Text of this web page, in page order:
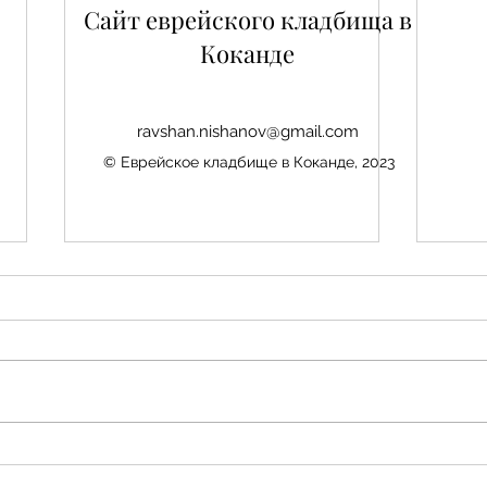
Авезбакиев Эдуард
Сайт еврейского кладбища в
Коканде
ravshan.nishanov@gmail.com
© Еврейское кладбище в Коканде, 2023